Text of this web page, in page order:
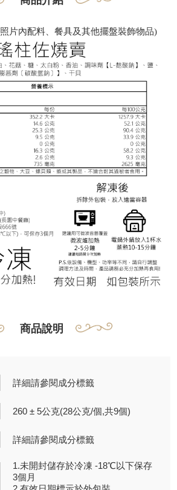
照片內配料、餐具及其他擺盤裝飾​物品)
商品說明
詳細請參閱成分標籤
260 ± 5公克(28公克/個,共9個)
詳細請參閱成分標籤
1.未開封儲存於冷凍 -18℃以下保存
3個月